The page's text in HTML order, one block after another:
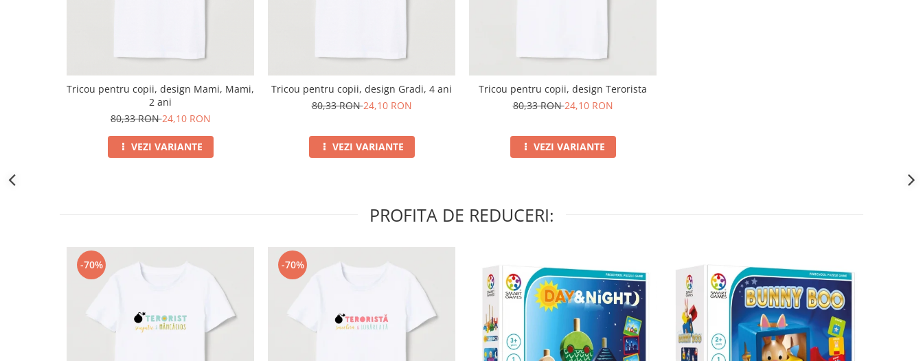
Tricou pentru copii, design Mami, Mami,
2 ani
80,33 RON24,10 RON
VEZI VARIANTE
Tricou pentru copii, design Gradi, 4 ani
80,33 RON24,10 RON
VEZI VARIANTE
Tricou pentru copii, design Terorista
80,33 RON24,10 RON
VEZI VARIANTE
PROFITA DE REDUCERI:
-70% -70%